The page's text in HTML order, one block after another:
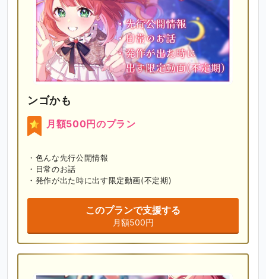
ンゴかも
月額500円のプラン
・色んな先行公開情報
・日常のお話
・発作が出た時に出す限定動画(不定期)
このプランで支援する
月額500円